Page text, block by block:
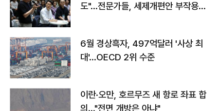
도"…전문가들, 세제개편안 부작용
6월 경상흑자, 497억달러 '사상 최
대'…OECD 2위 수준
이란·오만, 호르무즈 새 항로 좌표 합
의…"전면 개방은 아냐"